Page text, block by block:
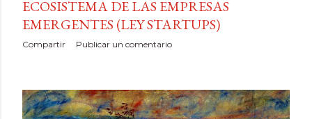
ECOSISTEMA DE LAS EMPRESAS
EMERGENTES (LEY STARTUPS)
Compartir Publicar un comentario